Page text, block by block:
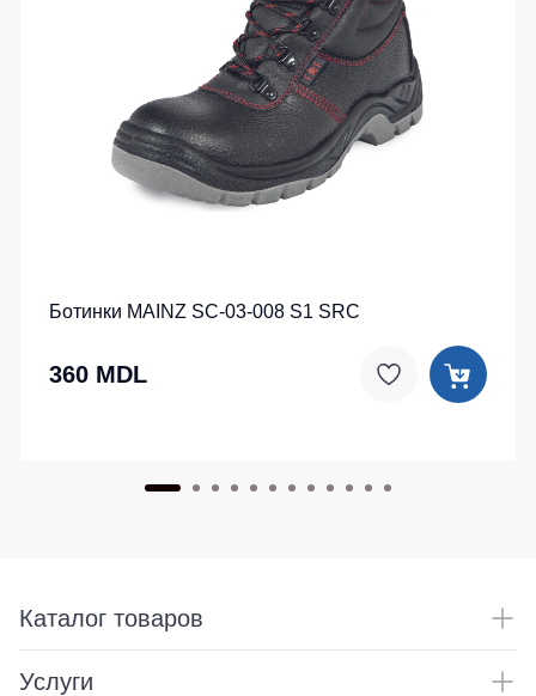
Ботинки MAINZ SC-03-008 S1 SRC
360 MDL
Каталог товаров
Услуги